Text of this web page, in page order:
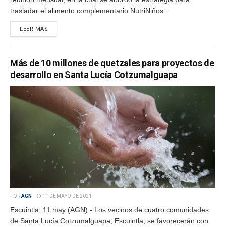
trasladar el alimento complementario NutriNiños...
LEER MÁS
Más de 10 millones de quetzales para proyectos de
desarrollo en Santa Lucía Cotzumalguapa
PORAGN 11 DE MAYO DE 2021
Escuintla, 11 may (AGN).- Los vecinos de cuatro comunidades
de Santa Lucía Cotzumalguapa, Escuintla, se favorecerán con